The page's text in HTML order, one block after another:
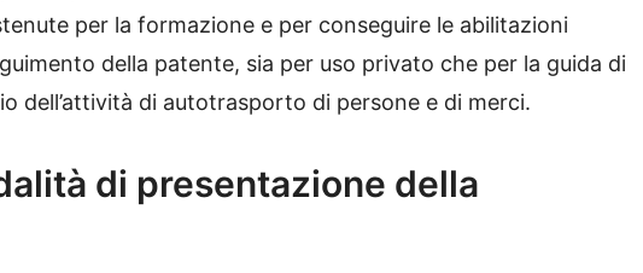
per la formazione e per conseguire le abilitazioni
della patente, sia per uso privato che per la guida di
dell’attività di autotrasporto di persone e di merci.
di presentazione della